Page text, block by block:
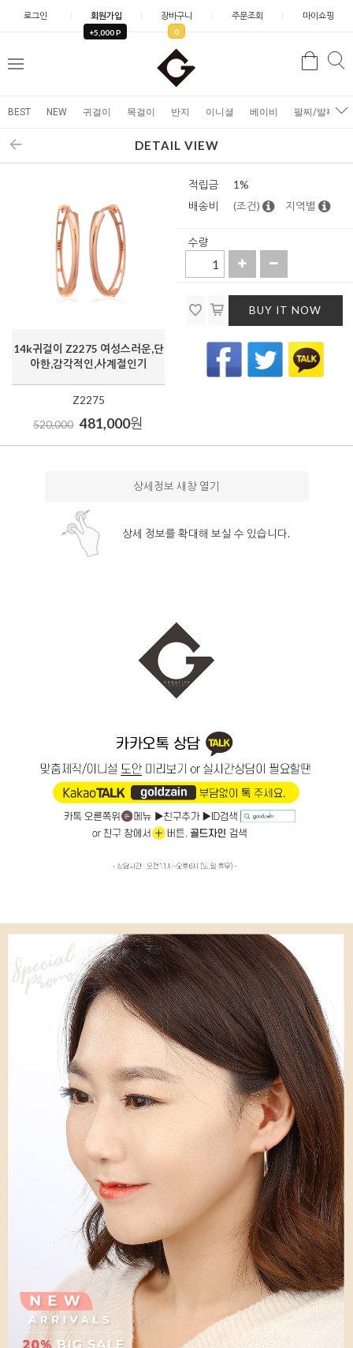
로그인 회원가입
+5,000 P
장바구니
0
주문조회 마이쇼핑
메
검
BEST NEW 귀걸이 목걸이 반지 이니셜 베이비 팔찌/발찌
DETAIL VIEW
14k귀걸이 Z2275 여성스러운,단
아한,감각적인,사계절인기
Z2275
520,000 481,000원
적립금
1%
배송비
(조건) 지역별
수량
BUY IT NOW
상세정보 새창 열기
상세 정보를 확대해 보실 수 있습니다.